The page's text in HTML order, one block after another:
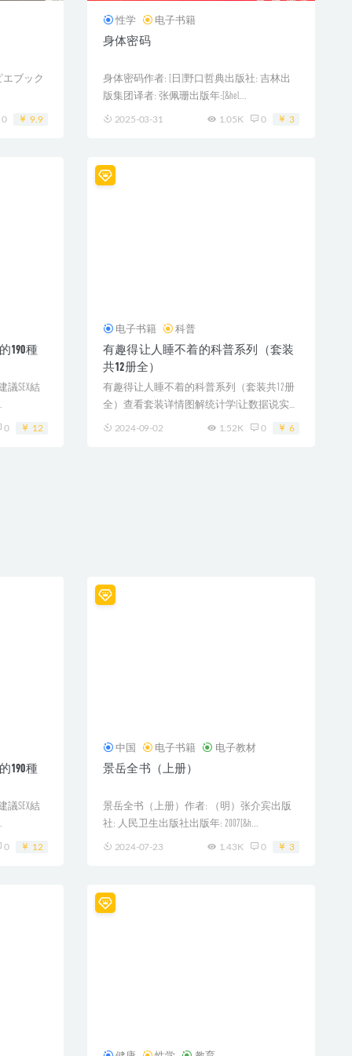
ブック
0 9.9
性学 电子书籍
身体密码
身体密码作者: [日]野口哲典出版社: 吉林出
版集团译者: 张佩珊出版年:[&hel...
2025-03-31 1.05K 0 3
190種
議SEX結
0 12
电子书籍 科普
有趣得让人睡不着的科普系列（套装
共12册全）
有趣得让人睡不着的科普系列（套装共12册
全）查看套装详情图解统计学(让数据说实话
[&...
2024-09-02 1.52K 0 6
190種
議SEX結
0 12
中国 电子书籍 电子教材
景岳全书（上册）
景岳全书（上册）作者: （明）张介宾出版
社: 人民卫生出版社出版年: 2007[&h...
2024-07-23 1.43K 0 3